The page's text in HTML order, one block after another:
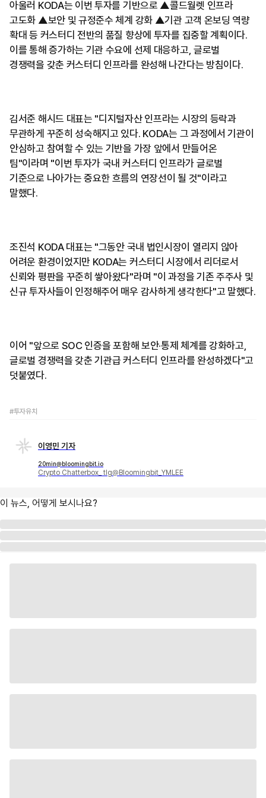
아울러 KODA는 이번 투자를 기반으로 ▲콜드월렛 인프라
고도화 ▲보안 및 규정준수 체계 강화 ▲기관 고객 온보딩 역량
확대 등 커스터디 전반의 품질 향상에 투자를 집중할 계획이다.
이를 통해 증가하는 기관 수요에 선제 대응하고, 글로벌
경쟁력을 갖춘 커스터디 인프라를 완성해 나간다는 방침이다.
김서준 해시드 대표는 "디지털자산 인프라는 시장의 등락과
무관하게 꾸준히 성숙해지고 있다. KODA는 그 과정에서 기관이
안심하고 참여할 수 있는 기반을 가장 앞에서 만들어온
팀"이라며 "이번 투자가 국내 커스터디 인프라가 글로벌
기준으로 나아가는 중요한 흐름의 연장선이 될 것"이라고
말했다.
조진석 KODA 대표는 "그동안 국내 법인시장이 열리지 않아
어려운 환경이었지만 KODA는 커스터디 시장에서 리더로서
신뢰와 평판을 꾸준히 쌓아왔다"라며 "이 과정을 기존 주주사 및
신규 투자사들이 인정해주어 매우 감사하게 생각한다"고 말했다.
이어 "앞으로 SOC 인증을 포함해 보안·통제 체계를 강화하고,
글로벌 경쟁력을 갖춘 기관급 커스터디 인프라를 완성하겠다"고
덧붙였다.
#투자유치
이영민 기자
20min@bloomingbit.io
Crypto Chatterbox_ tlg@Bloomingbit_YMLEE
이 뉴스, 어떻게 보시나요?